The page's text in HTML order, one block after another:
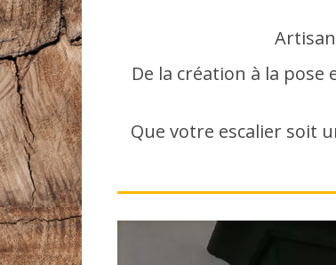
De la création à la
Que votre escalier soit